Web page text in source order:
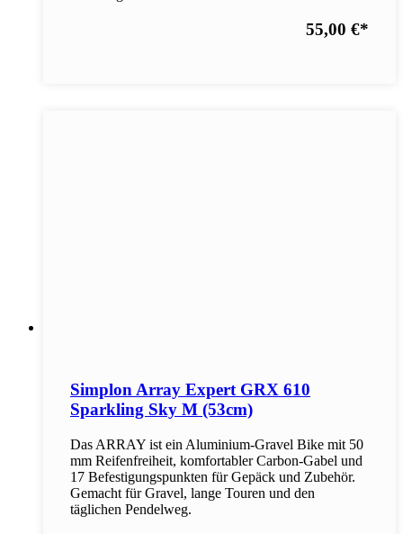
55,00 €*
Simplon Array Expert GRX 610
Sparkling Sky M (53cm)
Das ARRAY ist ein Aluminium-Gravel Bike mit 50
mm Reifenfreiheit, komfortabler Carbon-Gabel und
17 Befestigungspunkten für Gepäck und Zubehör.
Gemacht für Gravel, lange Touren und den
täglichen Pendelweg.